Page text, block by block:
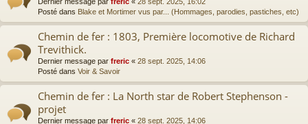
Posté dans Blake et Mortimer vus par... (Hommages, parodies, pastiches, etc)
Chemin de fer : 1803, Première locomotive de Richard
Trevithick.
Dernier message par freric « 28 sept. 2025, 14:06
Posté dans Voir & Savoir
Chemin de fer : La North star de Robert Stephenson -
projet
Dernier message par freric « 28 sept. 2025, 14:06